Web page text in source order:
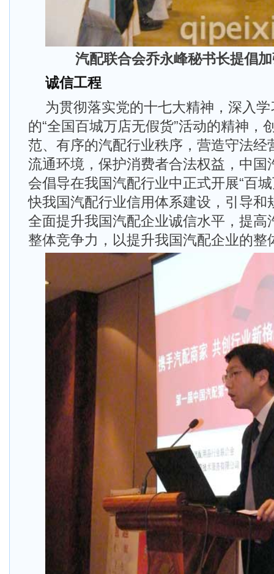
汽配联合会乔永峰秘书长提倡
诚信工程
为贯彻落实党的十七大精神，深入
的“全国百城万店无假货”活动的精神，
范、有序的汽配行业秩序，营造守法经
流通环境，保护消费者合法权益，中国
会倡导在我国汽配行业中正式开展“百
快我国汽配行业信用体系建设，引导和
全面提升我国汽配企业诚信水平，提高
整体竞争力，以提升我国汽配企业的整